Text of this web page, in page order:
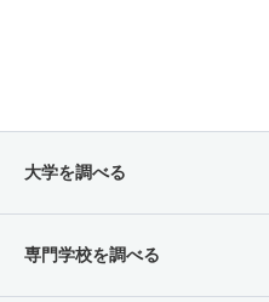
大学を調べる
専門学校を調べる